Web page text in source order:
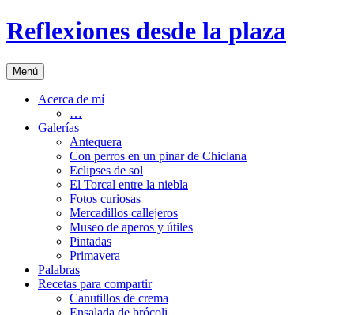
Saltar
al
Reflexiones desde la plaza
Menú
Acerca de mí
…
Galerías
Antequera
Con perros en un pinar de Chiclana
Eclipses de sol
El Torcal entre la niebla
Fotos curiosas
Mercadillos callejeros
Museo de aperos y útiles
Pintadas
Primavera
Palabras
Recetas para compartir
Canutillos de crema
Ensalada de brócoli